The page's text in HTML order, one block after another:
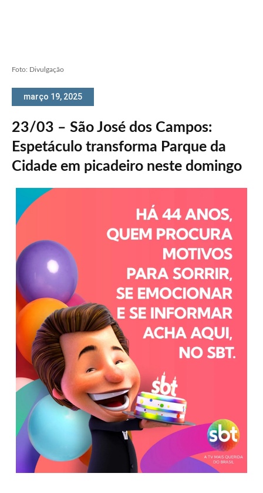
Foto: Divulgação
março 19, 2025
23/03 – São José dos Campos:
Espetáculo transforma Parque da
Cidade em picadeiro neste domingo